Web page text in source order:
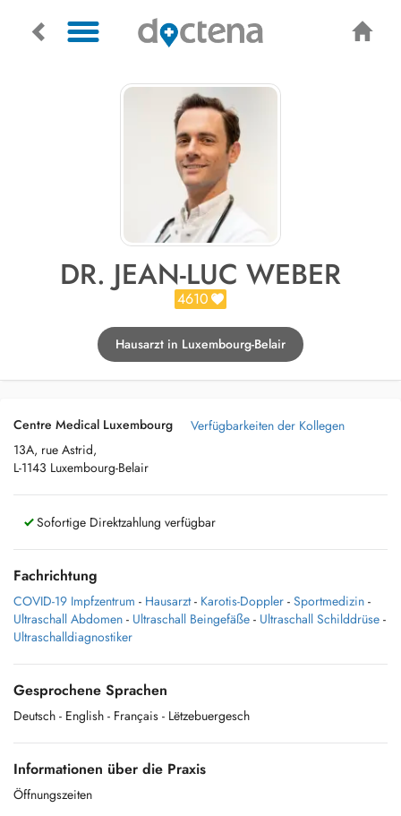
DR. JEAN-LUC WEBER
4610
Hausarzt in Luxembourg-Belair
Centre Medical Luxembourg
13A, rue Astrid,
L-1143 Luxembourg-Belair
Verfügbarkeiten der Kollegen
Sofortige Direktzahlung verfügbar
Fachrichtung
COVID-19 Impfzentrum - Hausarzt - Karotis-Doppler - Sportmedizin -
Ultraschall Abdomen - Ultraschall Beingefäße - Ultraschall Schilddrüse -
Ultraschalldiagnostiker
Gesprochene Sprachen
Deutsch - English - Français - Lëtzebuergesch
Informationen über die Praxis
Öffnungszeiten